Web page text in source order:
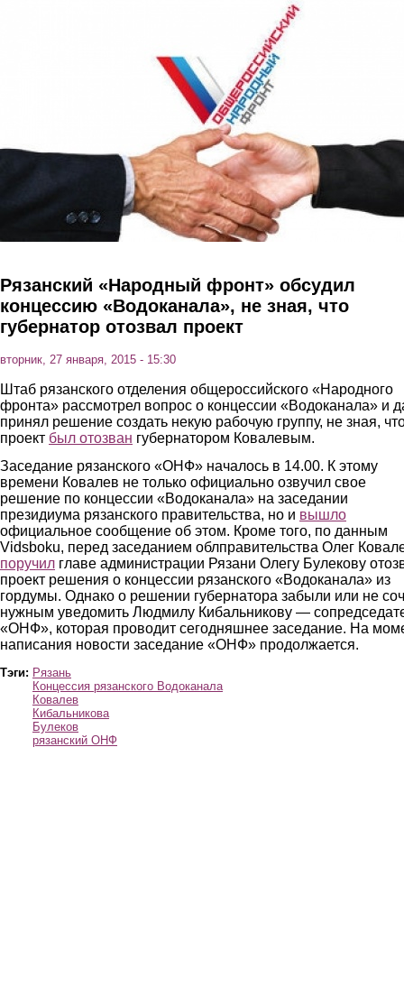
Рязанский «Народный фронт» обсудил
концессию «Водоканала», не зная, что
губернатор отозвал проект
вторник, 27 января, 2015 - 15:30
Штаб рязанского отделения общероссийского «Народного
фронта» рассмотрел вопрос о концессии «Водоканала» и
принял решение создать некую рабочую группу, не зная,
проект был отозван губернатором Ковалевым.
Заседание рязанского «ОНФ» началось в 14.00. К этому
времени Ковалев не только официально озвучил свое
решение по концессии «Водоканала» на заседании
президиума рязанского правительства, но и вышло
официальное сообщение об этом. Кроме того, по данным
Vidsboku, перед заседанием облправительства Олег
поручил главе администрации Рязани Олегу Булекову
проект решения о концессии рязанского «Водоканала» из
гордумы. Однако о решении губернатора забыли или не
нужным уведомить Людмилу Кибальникову —
«ОНФ», которая проводит сегодняшнее заседание. На
написания новости заседание «ОНФ» продолжается.
Тэги: Рязань
Концессия рязанского Водоканала
Ковалев
Кибальникова
Булеков
рязанский ОНФ